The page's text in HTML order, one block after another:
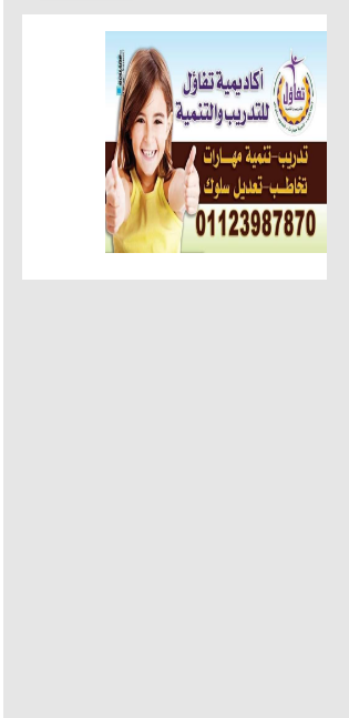
مقالات وكتّاب
سمية مدغري
مقالات وكتّاب
سمية مدغرى
أخبار الناس
تهنئة
أهم الأخبار
الوحدة
حوادث وقضايا
ضبط عاطل
جرة قلم